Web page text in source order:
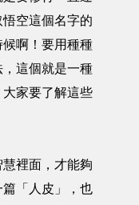
空這個名字的
啊！要用種種
這個就是一種
家要了解這些
裡面，才能夠
「人皮」，也